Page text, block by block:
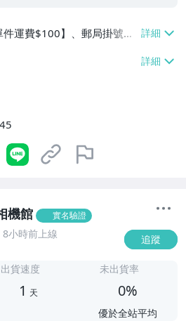
運費$100】、郵局掛號
】、面交/自取/不寄送【免
機館 實名驗證
8小時前上線 追蹤
出貨速度
1 天
未出貨率
0%
優於全站平均